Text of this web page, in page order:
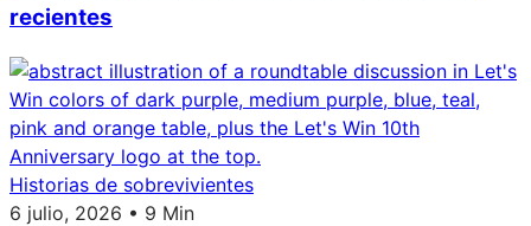
recientes
Historias de sobrevivientes
6 julio, 2026 • 9 Min